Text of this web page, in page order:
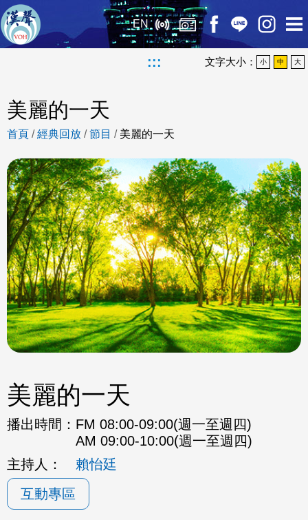
EN
::: 文字大小： 小 中 大
美麗的一天
首頁 /經典回放 /節目 / 美麗的一天
美麗的一天
播出時間： FM 08:00-09:00(週一至週四)
AM 09:00-10:00(週一至週四)
主持人：
賴怡廷
互動專區